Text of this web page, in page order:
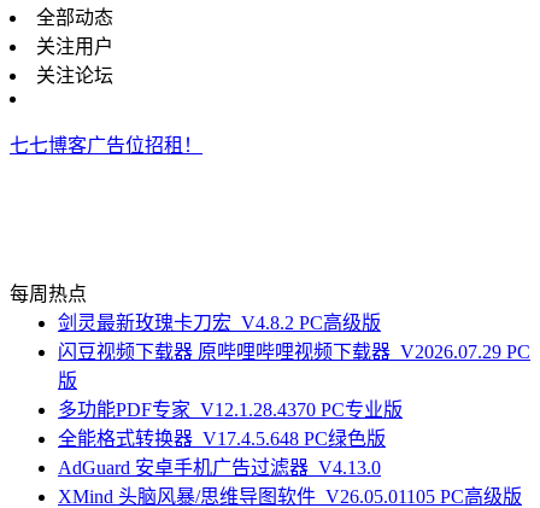
全部动态
关注用户
关注论坛
七七博客广告位招租！
每周热点
剑灵最新玫瑰卡刀宏_V4.8.2 PC高级版
闪豆视频下载器 原哔哩哔哩视频下载器_V2026.07.29 PC
版
多功能PDF专家_V12.1.28.4370 PC专业版
全能格式转换器_V17.4.5.648 PC绿色版
AdGuard 安卓手机广告过滤器_V4.13.0
XMind 头脑风暴/思维导图软件_V26.05.01105 PC高级版